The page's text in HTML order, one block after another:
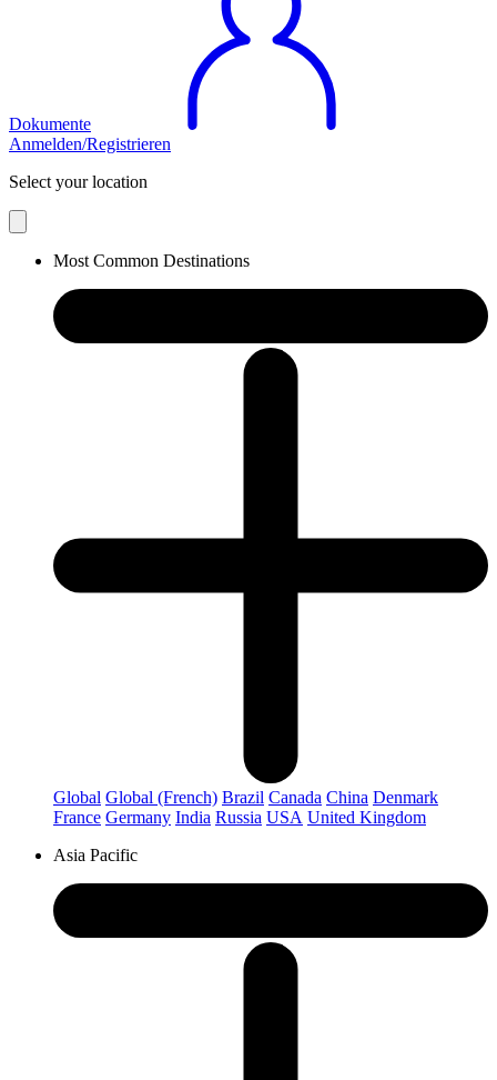
Dokumente
Anmelden/Registrieren
Select your location
Most Common Destinations
Global Global (French) Brazil Canada China Denmark
France Germany India Russia USA United Kingdom
Asia Pacific